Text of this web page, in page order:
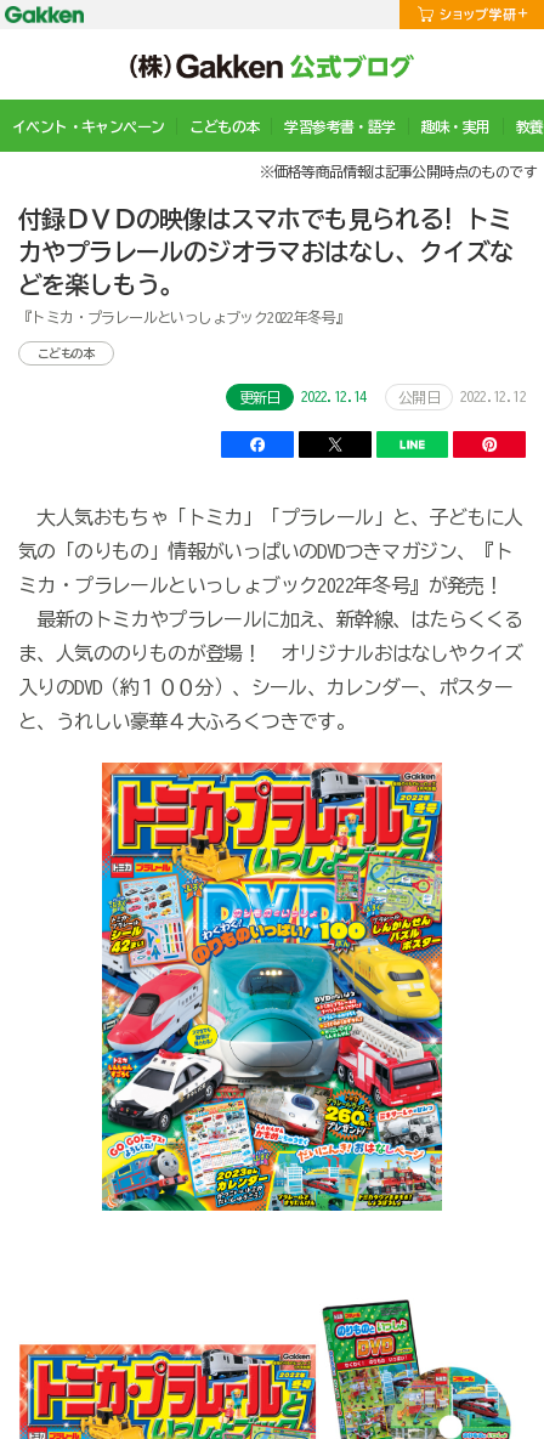
イベント・キャンペーン こどもの本 学習参考書・語学 趣味・実用 教
※価格等商品情報は記事公開時点のものです
付録ＤＶＤの映像はスマホでも見られる! トミ
カやプラレールのジオラマおはなし、クイズな
どを楽しもう。
『トミカ・プラレールといっしょブック2022年冬号』
こどもの本
更新日 2022.12.14 公開日 2022.12.12
大人気おもちゃ「トミカ」「プラレール」と、子どもに人
気の「のりもの」情報がいっぱいのDVDつきマガジン、『ト
ミカ・プラレールといっしょブック2022年冬号』が発売！
最新のトミカやプラレールに加え、新幹線、はたらくくる
ま、人気ののりものが登場！ オリジナルおはなしやクイズ
入りのDVD（約１００分）、シール、カレンダー、ポスター
と、うれしい豪華４大ふろくつきです。